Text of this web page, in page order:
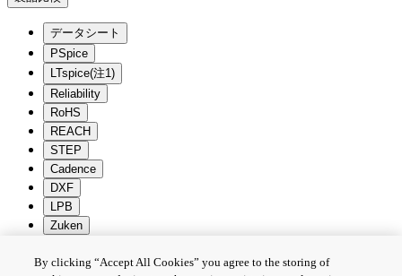
データシート
PSpice
LTspice(注1)
Reliability
RoHS
REACH
STEP
Cadence
DXF
LPB
Zuken
一括ダウンロード 選択解除
By clicking “Accept All Cookies” you agree to the storing of